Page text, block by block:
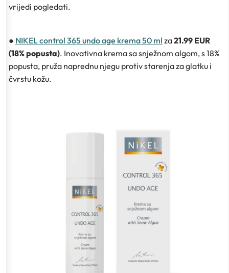
vrijedi pogledati.
● NIKEL control 365 undo age krema 50 ml za21.99 EUR
(18% popusta). Inovativna krema sa snježnom algom, s 18%
popusta, pruža naprednu njegu protiv starenja za glatku i
čvrstu kožu.